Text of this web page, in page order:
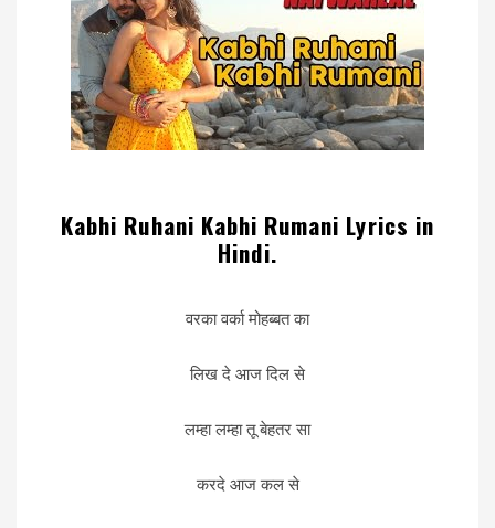
Kabhi Ruhani Kabhi Rumani Lyrics in
Hindi.
वरका वर्का मोहब्बत का
लिख दे आज दिल से
लम्हा लम्हा तू बेहतर सा
करदे आज कल से